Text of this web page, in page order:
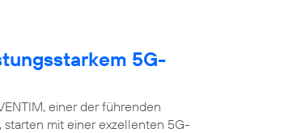
5G-
einer der führenden
mit einer exzellenten 5G-